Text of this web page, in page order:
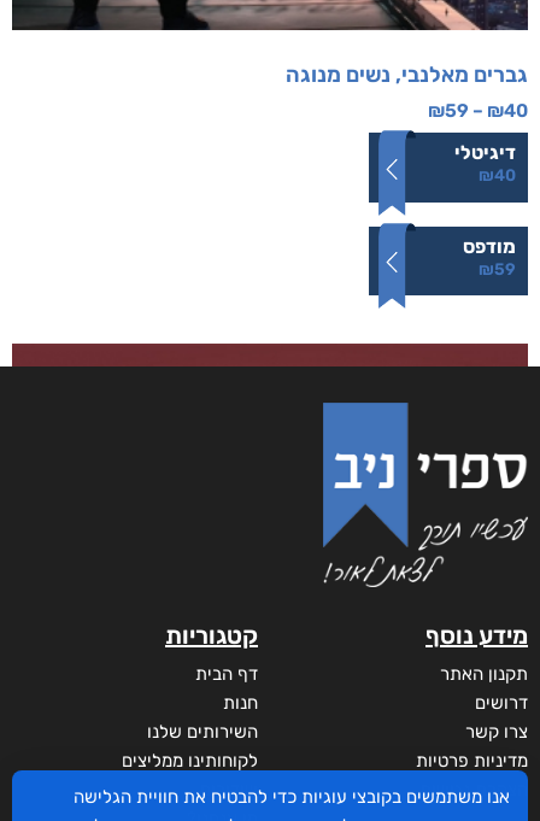
גברים מאלנבי, נשים מנוגה
₪40
–
₪59
דיגיטלי
₪40
מודפס
₪59
מידע נוסף
תקנון האתר
דרושים
צרו קשר
מדיניות פרטיות
הצהרת נגישות
קטגוריות
דף הבית
חנות
השירותים שלנו
לקוחותינו ממליצים
שידורים
אנו משתמשים בקובצי עוגיות כדי להבטיח את חוויית הגלישה